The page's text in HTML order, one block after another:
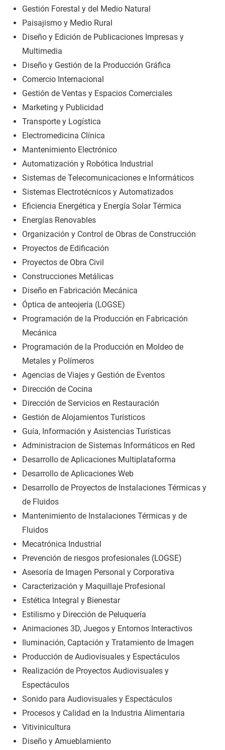
Gestión Forestal y del Medio Natural
Paisajismo y Medio Rural
Diseño y Edición de Publicaciones Impresas y
Multimedia
Diseño y Gestión de la Producción Gráfica
Comercio Internacional
Gestión de Ventas y Espacios Comerciales
Marketing y Publicidad
Transporte y Logística
Electromedicina Clínica
Mantenimiento Electrónico
Automatización y Robótica Industrial
Sistemas de Telecomunicaciones e Informáticos
Sistemas Electrotécnicos y Automatizados
Eficiencia Energética y Energía Solar Térmica
Energías Renovables
Organización y Control de Obras de Construcción
Proyectos de Edificación
Proyectos de Obra Civil
Construcciones Metálicas
Diseño en Fabricación Mecánica
Óptica de anteojería (LOGSE)
Programación de la Producción en Fabricación
Mecánica
Programación de la Producción en Moldeo de
Metales y Polímeros
Agencias de Viajes y Gestión de Eventos
Dirección de Cocina
Dirección de Servicios en Restauración
Gestión de Alojamientos Turísticos
Guía, Información y Asistencias Turísticas
Administracion de Sistemas Informáticos en Red
Desarrollo de Aplicaciones Multiplataforma
Desarrollo de Aplicaciones Web
Desarrollo de Proyectos de Instalaciones Térmicas y
de Fluidos
Mantenimiento de Instalaciones Térmicas y de
Fluidos
Mecatrónica Industrial
Prevención de riesgos profesionales (LOGSE)
Asesoría de Imagen Personal y Corporativa
Caracterización y Maquillaje Profesional
Estética Integral y Bienestar
Estilismo y Dirección de Peluquería
Animaciones 3D, Juegos y Entornos Interactivos
Iluminación, Captación y Tratamiento de Imagen
Producción de Audiovisuales y Espectáculos
Realización de Proyectos Audiovisuales y
Espectáculos
Sonido para Audiovisuales y Espectáculos
Procesos y Calidad en la Industria Alimentaria
Vitivinicultura
Diseño y Amueblamiento